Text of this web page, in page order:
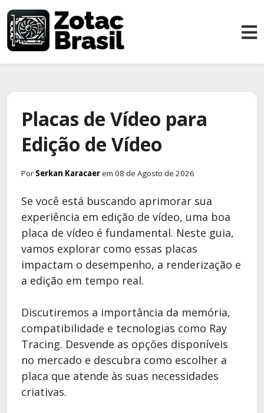
Placas de Vídeo para
Edição de Vídeo
Por Serkan Karacaerem 08 de Agosto de 2026
Se você está buscando aprimorar sua
experiência em edição de vídeo, uma boa
placa de vídeo é fundamental. Neste guia,
vamos explorar como essas placas
impactam o desempenho, a renderização e
a edição em tempo real.
Discutiremos a importância da memória,
compatibilidade e tecnologias como Ray
Tracing. Desvende as opções disponíveis
no mercado e descubra como escolher a
placa que atende às suas necessidades
criativas.